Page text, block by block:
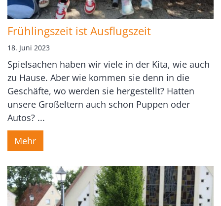
Frühlingszeit ist Ausflugszeit
18. Juni 2023
Spielsachen haben wir viele in der Kita, wie auch
zu Hause. Aber wie kommen sie denn in die
Geschäfte, wo werden sie hergestellt? Hatten
unsere Großeltern auch schon Puppen oder
Autos? ...
Mehr